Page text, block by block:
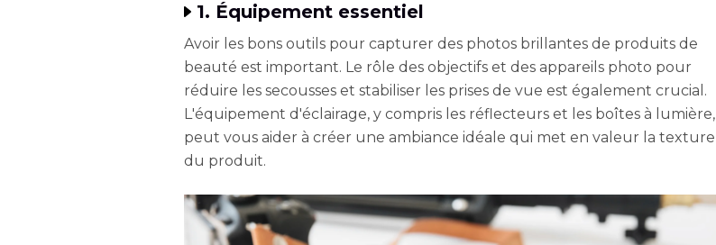
1. Équipement essentiel
Avoir les bons outils pour capturer des photos brillantes de produits de
beauté est important. Le rôle des objectifs et des appareils photo pour
réduire les secousses et stabiliser les prises de vue est également crucial.
L'équipement d'éclairage, y compris les réflecteurs et les boîtes à lumière,
peut vous aider à créer une ambiance idéale qui met en valeur la texture
du produit.